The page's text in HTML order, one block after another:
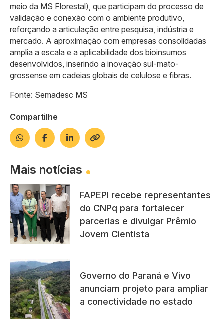
meio da MS Florestal), que participam do processo de
validação e conexão com o ambiente produtivo,
reforçando a articulação entre pesquisa, indústria e
mercado. A aproximação com empresas consolidadas
amplia a escala e a aplicabilidade dos bioinsumos
desenvolvidos, inserindo a inovação sul-mato-
grossense em cadeias globais de celulose e fibras.
Fonte: Semadesc MS
Compartilhe
Mais notícias
FAPEPI recebe representantes
do CNPq para fortalecer
parcerias e divulgar Prêmio
Jovem Cientista
Governo do Paraná e Vivo
anunciam projeto para ampliar
a conectividade no estado